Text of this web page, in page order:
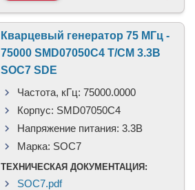
Кварцевый генератор 75 МГц -
75000 SMD07050C4 T/CM 3.3В
SOC7 SDE
Частота, кГц: 75000.0000
Корпус: SMD07050C4
Напряжение питания: 3.3В
Марка: SOC7
ТЕХНИЧЕСКАЯ ДОКУМЕНТАЦИЯ:
SOC7.pdf